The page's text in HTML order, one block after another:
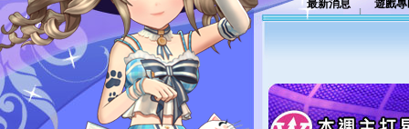
最新消息 遊戲